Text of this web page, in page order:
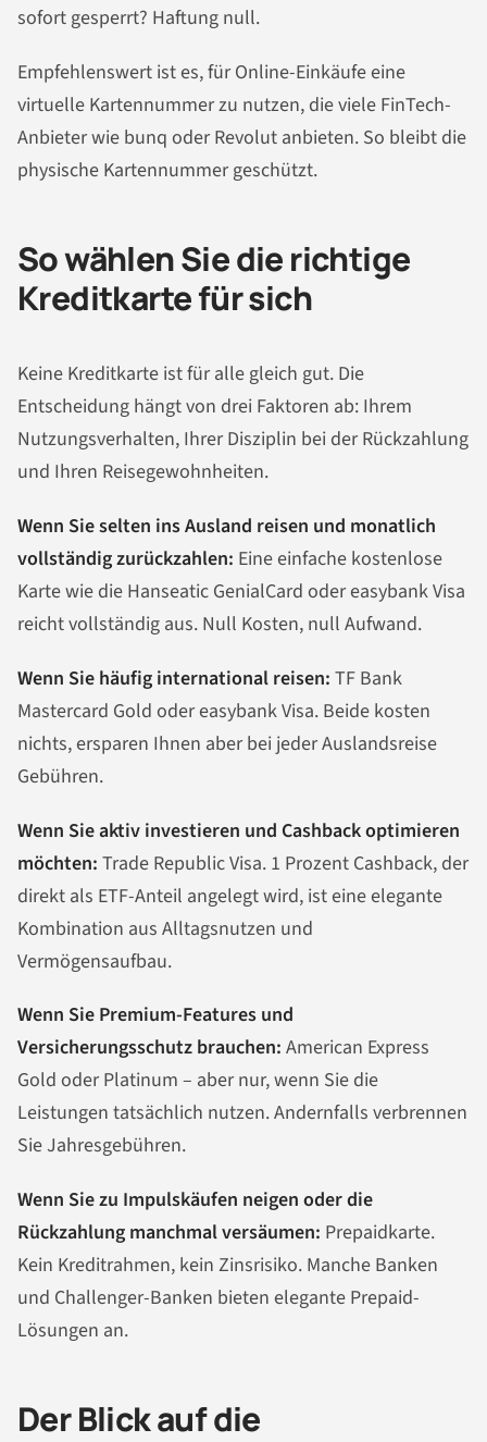
sofort gesperrt? Haftung null.
Empfehlenswert ist es, für Online-Einkäufe eine
virtuelle Kartennummer zu nutzen, die viele FinTech-
Anbieter wie bunq oder Revolut anbieten. So bleibt die
physische Kartennummer geschützt.
So wählen Sie die richtige
Kreditkarte für sich
Keine Kreditkarte ist für alle gleich gut. Die
Entscheidung hängt von drei Faktoren ab: Ihrem
Nutzungsverhalten, Ihrer Disziplin bei der Rückzahlung
und Ihren Reisegewohnheiten.
Wenn Sie selten ins Ausland reisen und monatlich
vollständig zurückzahlen: Eine einfache kostenlose
Karte wie die Hanseatic GenialCard oder easybank Visa
reicht vollständig aus. Null Kosten, null Aufwand.
Wenn Sie häufig international reisen: TF Bank
Mastercard Gold oder easybank Visa. Beide kosten
nichts, ersparen Ihnen aber bei jeder Auslandsreise
Gebühren.
Wenn Sie aktiv investieren und Cashback optimieren
möchten: Trade Republic Visa. 1 Prozent Cashback, der
direkt als ETF-Anteil angelegt wird, ist eine elegante
Kombination aus Alltagsnutzen und
Vermögensaufbau.
Wenn Sie Premium-Features und
Versicherungsschutz brauchen: American Express
Gold oder Platinum – aber nur, wenn Sie die
Leistungen tatsächlich nutzen. Andernfalls verbrennen
Sie Jahresgebühren.
Wenn Sie zu Impulskäufen neigen oder die
Rückzahlung manchmal versäumen: Prepaidkarte.
Kein Kreditrahmen, kein Zinsrisiko. Manche Banken
und Challenger-Banken bieten elegante Prepaid-
Lösungen an.
Der Blick auf die